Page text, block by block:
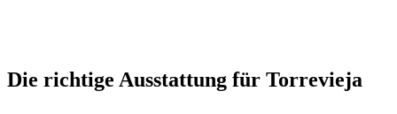
Die richtige Ausstattung für Torrevieja